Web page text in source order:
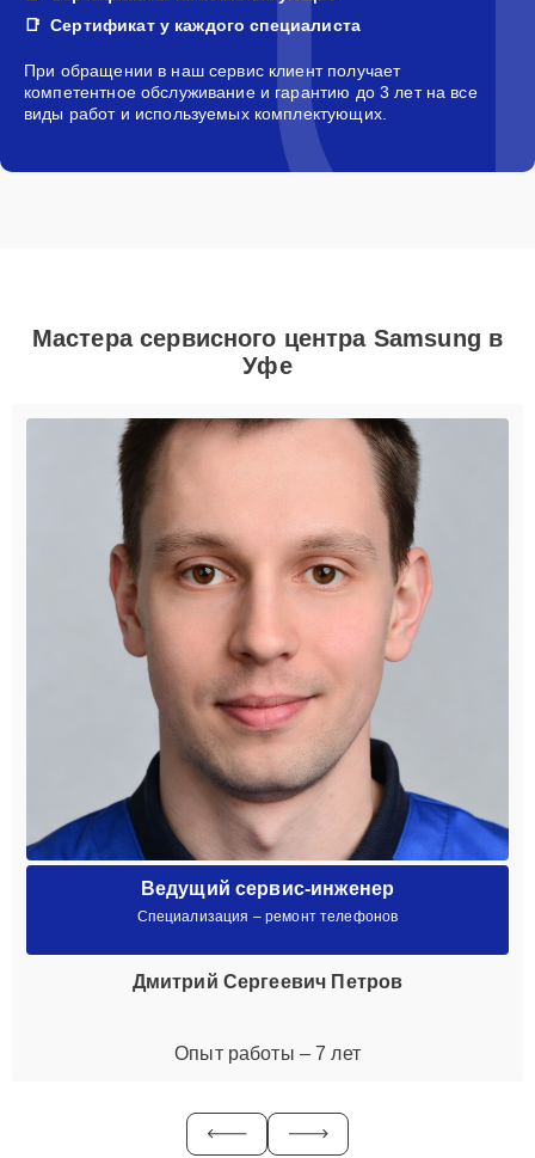
Сертификат у каждого специалиста
При обращении в наш сервис клиент получает
компетентное обслуживание и гарантию до 3 лет на все
виды работ и используемых комплектующих.
Мастера сервисного центра Samsung в
Уфе
Ведущий сервис-инженер
Специализация – ремонт телефонов
Дмитрий Сергеевич Петров
Опыт работы – 7 лет